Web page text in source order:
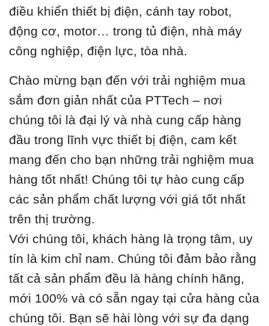
điều khiển thiết bị điện, cánh tay robot,
động cơ, motor… trong tủ điện, nhà máy
công nghiệp, điện lực, tòa nhà.
Chào mừng bạn đến với trải nghiệm mua
sắm đơn giản nhất của PTTech – nơi
chúng tôi là đại lý và nhà cung cấp hàng
đầu trong lĩnh vực thiết bị điện, cam kết
mang đến cho bạn những trải nghiệm mua
hàng tốt nhất! Chúng tôi tự hào cung cấp
các sản phẩm chất lượng với giá tốt nhất
trên thị trường.
Với chúng tôi, khách hàng là trọng tâm, uy
tín là kim chỉ nam. Chúng tôi đảm bảo rằng
tất cả sản phẩm đều là hàng chính hãng,
mới 100% và có sẵn ngay tại cửa hàng của
chúng tôi. Bạn sẽ hài lòng với sự đa dạng